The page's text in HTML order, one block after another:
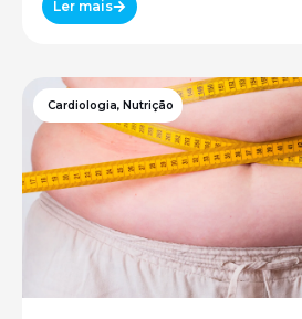
Ler mais
Cardiologia, Nutrição